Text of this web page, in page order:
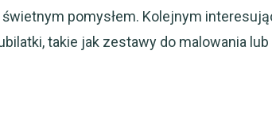
pomysłem. Kolejnym
takie jak zestawy do malowania